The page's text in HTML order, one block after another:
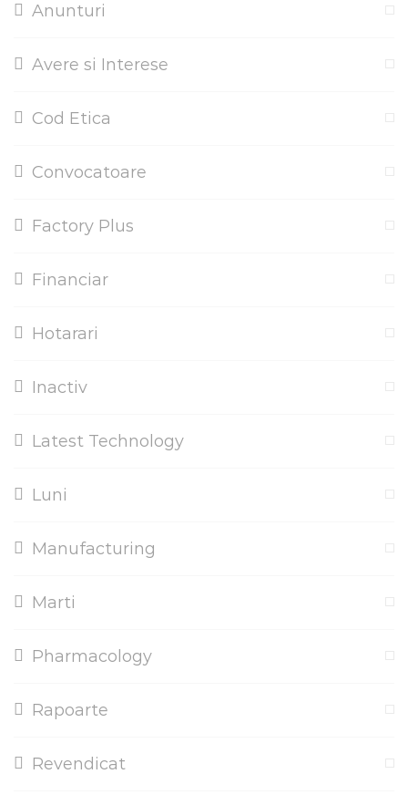
Anunturi
Avere si Interese
Cod Etica
Convocatoare
Factory Plus
Financiar
Hotarari
Inactiv
Latest Technology
Luni
Manufacturing
Marti
Pharmacology
Rapoarte
Revendicat